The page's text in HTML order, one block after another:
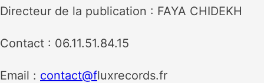
Directeur de la publication : FAYA CHIDEKH
Contact : 06.11.51.84.15
Email : contact@fluxrecords.fr